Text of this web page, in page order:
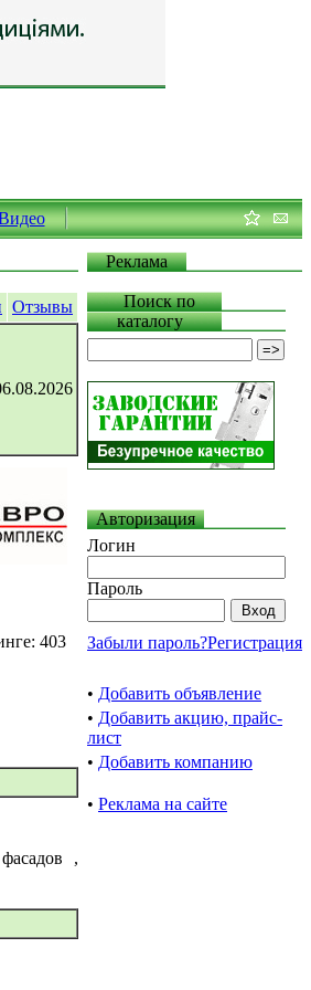
Реклама
Отзывы
403
,
Поиск по
каталогу
Авторизация
Логин
Пароль
Забыли пароль?Регистрация
• Добавить объявление
• Добавить акцию, прайс-
лист
• Добавить компанию
• Реклама на сайте